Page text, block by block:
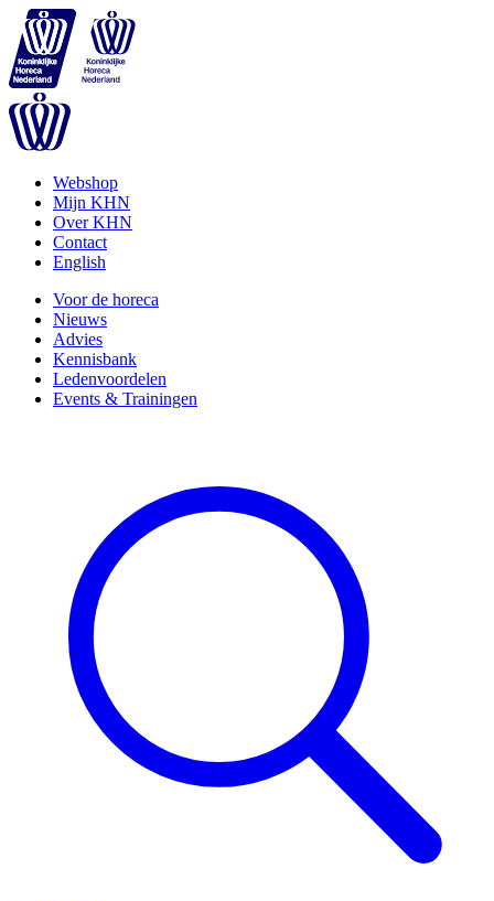
Webshop
Mijn KHN
Over KHN
Contact
English
Voor de horeca
Nieuws
Advies
Kennisbank
Ledenvoordelen
Events & Trainingen